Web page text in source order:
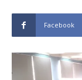
Facebook